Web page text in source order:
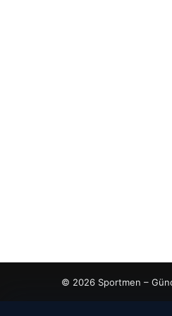
© 2026 Sportmen –